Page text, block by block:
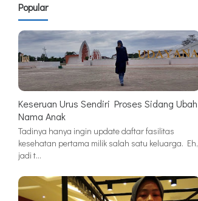
Popular
Keseruan Urus Sendiri Proses Sidang Ubah
Nama Anak
Tadinya hanya ingin update daftar fasilitas
kesehatan pertama milik salah satu keluarga. Eh,
jadi t…